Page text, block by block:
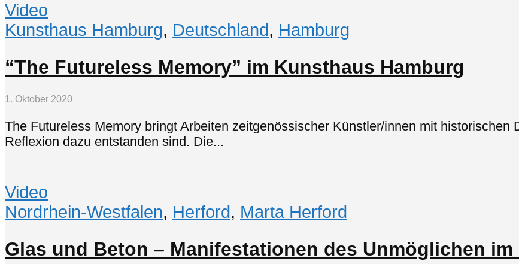
Video
Kunsthaus Hamburg, Deutschland, Hamburg
“The Futureless Memory” im Kunsthaus Hamburg
1. Oktober 2020
The Futureless Memory bringt Arbeiten zeitgenössischer Künstler/innen mit historischen
Reflexion dazu entstanden sind. Die...
Video
Nordrhein-Westfalen, Herford, Marta Herford
Glas und Beton – Manifestationen des Unmöglichen im